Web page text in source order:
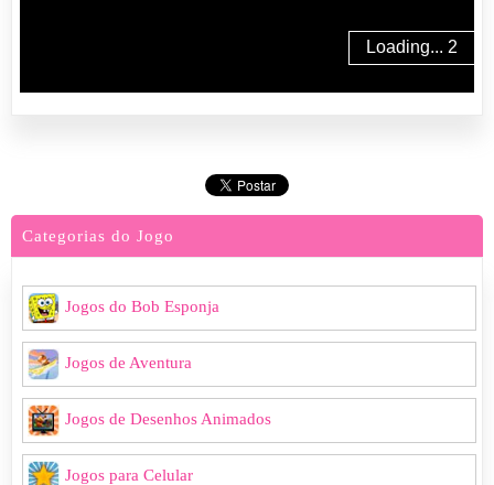
Categorias do Jogo
Jogos do Bob Esponja
Jogos de Aventura
Jogos de Desenhos Animados
Jogos para Celular